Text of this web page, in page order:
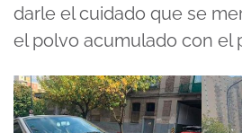
darle el cuidado que se
el polvo acumulado con el